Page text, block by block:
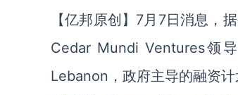
【亿邦原创】7月7日消息，
Cedar Mundi Ventures领
Lebanon，政府主导的融资计